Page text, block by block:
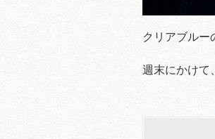
クリアブルー
週末にかけて